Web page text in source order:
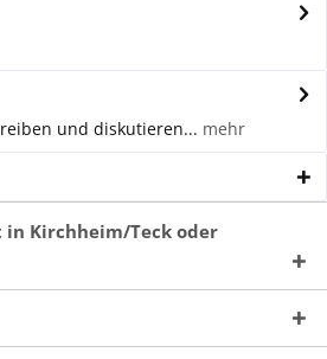
und diskutieren... mehr
Kirchheim/Teck oder